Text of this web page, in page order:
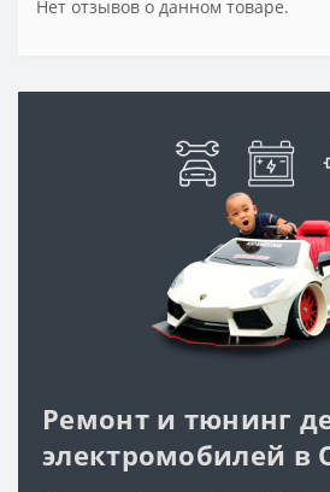
Нет отзывов о данном товаре.
Ремонт и тюнинг
электромобилей в